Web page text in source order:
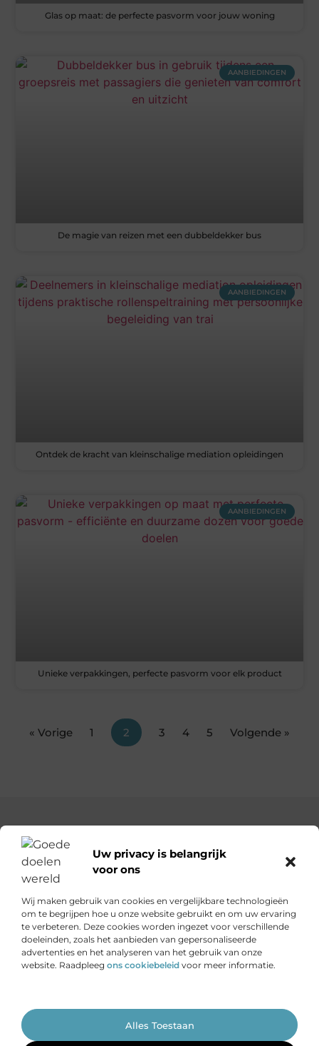
Uw privacy is belangrijk
voor ons
Wij maken gebruik van cookies en vergelijkbare technologieën
om te begrijpen hoe u onze website gebruikt en om uw ervaring
te verbeteren. Deze cookies worden ingezet voor verschillende
doeleinden, zoals het aanbieden van gepersonaliseerde
advertenties en het analyseren van het gebruik van onze
website. Raadpleeg ons cookiebeleid voor meer informatie.
Alles Toestaan Ga Naar
Glas op maat: de perfecte pasvorm voor jouw woning
AANBIEDINGEN
De magie van reizen met een dubbeldekker bus
AANBIEDINGEN
Ontdek de kracht van kleinschalige mediation opleidingen
AANBIEDINGEN
Unieke verpakkingen, perfecte pasvorm voor elk product
« Vorige 1 2 3 4 5 Volgende »
Goededoelenwereld.nl – Verhalen die inspireren, impact die
Ontdek een diverse verzameling blogs en artikelen over
initiatieven die de wereld een stukje beter maken.
Onze informatie